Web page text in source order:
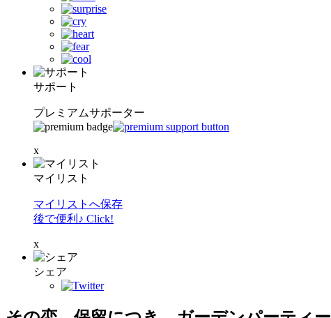
サポート
プレミアムサポーター
x
マイリスト
マイリストへ保存
後で便利♪ Click!
x
シェア